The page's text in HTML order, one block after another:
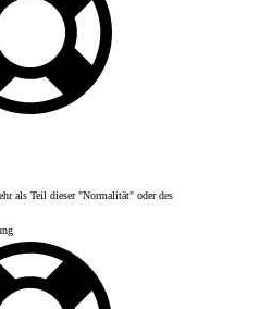
als Teil dieser "Normalität" oder des